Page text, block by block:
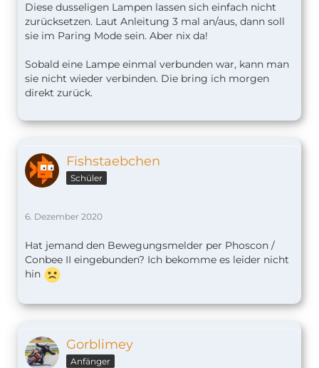
Diese dusseligen Lampen lassen sich einfach nicht
zurücksetzen. Laut Anleitung 3 mal an/aus, dann soll
sie im Paring Mode sein. Aber nix da!
Sobald eine Lampe einmal verbunden war, kann man
sie nicht wieder verbinden. Die bring ich morgen
direkt zurück.
Fishstaebchen
Schüler
6. Dezember 2020
Hat jemand den Bewegungsmelder per Phoscon /
Conbee II eingebunden? Ich bekomme es leider nicht
hin
Gorblimey
Anfänger